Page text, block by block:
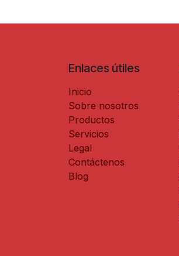
Enlaces útiles
Inicio
Sobre nosotros
Productos
Servicios
Legal
Contáctenos
Blog